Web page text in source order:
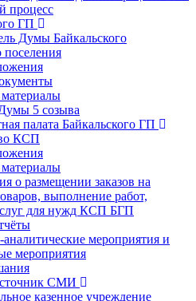
процесс
ГП
Думы Байкальского
поселения
5 созыва
палата Байкальского ГП
КСП
о размещении заказов на
выполнение работ,
для нужд КСП БГП
мероприятия и
мероприятия
СМИ
казенное учреждение